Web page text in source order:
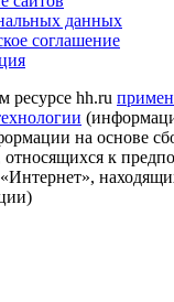
данных
соглашение
hh.ru
на основе
относящихся к